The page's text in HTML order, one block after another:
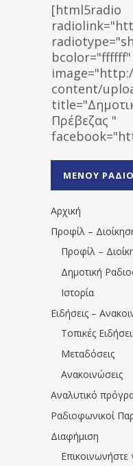
[html5radio
content/
Πρέβεζας "
ΜΕΝΟΥ
Αρχική
Προφίλ –
Προφίλ –
Δημοτική
Ιστορία
Ειδήσεις –
Τοπικές
Μεταδόσεις
Ανακοινώσεις
Αναλυτικό
Ραδιοφωνικοί
Διαφήμιση
Επικοινωνήστε